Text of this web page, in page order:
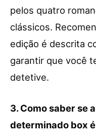
pelos quatro
clássicos.
edição é descrita
garantir que você
detetive.
3. Como saber se
determinado box